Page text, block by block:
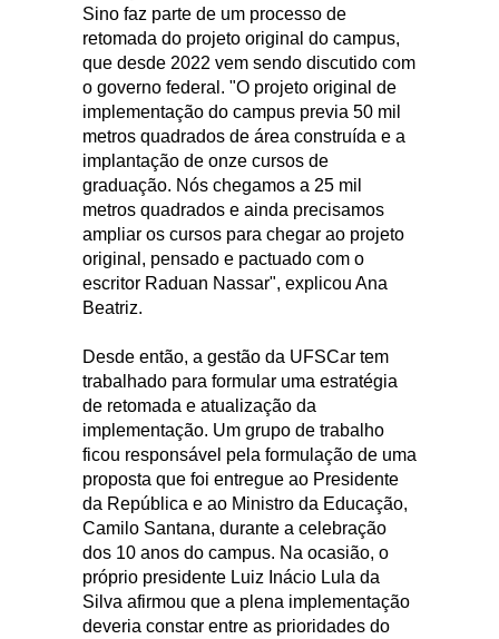
Sino faz parte de um processo de
retomada do projeto original do campus,
que desde 2022 vem sendo discutido com
o governo federal. "O projeto original de
implementação do campus previa 50 mil
metros quadrados de área construída e a
implantação de onze cursos de
graduação. Nós chegamos a 25 mil
metros quadrados e ainda precisamos
ampliar os cursos para chegar ao projeto
original, pensado e pactuado com o
escritor Raduan Nassar", explicou Ana
Beatriz.
Desde então, a gestão da UFSCar tem
trabalhado para formular uma estratégia
de retomada e atualização da
implementação. Um grupo de trabalho
ficou responsável pela formulação de uma
proposta que foi entregue ao Presidente
da República e ao Ministro da Educação,
Camilo Santana, durante a celebração
dos 10 anos do campus. Na ocasião, o
próprio presidente Luiz Inácio Lula da
Silva afirmou que a plena implementação
deveria constar entre as prioridades do